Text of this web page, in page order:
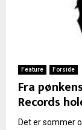
Feature Forside
Fra
Records
Det er sommer